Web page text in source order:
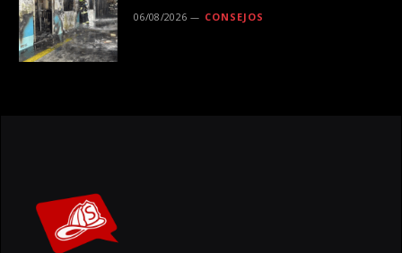
06/08/2026 CONSEJOS